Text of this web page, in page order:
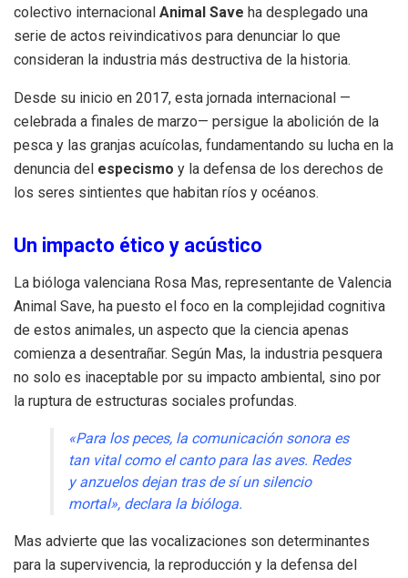
colectivo internacional Animal Save ha desplegado una
serie de actos reivindicativos para denunciar lo que
consideran la industria más destructiva de la historia.
Desde su inicio en 2017, esta jornada internacional —
celebrada a finales de marzo— persigue la abolición de la
pesca y las granjas acuícolas, fundamentando su lucha en la
denuncia del especismo y la defensa de los derechos de
los seres sintientes que habitan ríos y océanos.
Un impacto ético y acústico
La bióloga valenciana Rosa Mas, representante de Valencia
Animal Save, ha puesto el foco en la complejidad cognitiva
de estos animales, un aspecto que la ciencia apenas
comienza a desentrañar. Según Mas, la industria pesquera
no solo es inaceptable por su impacto ambiental, sino por
la ruptura de estructuras sociales profundas.
«Para los peces, la comunicación sonora es
tan vital como el canto para las aves. Redes
y anzuelos dejan tras de sí un silencio
mortal», declara la bióloga.
Mas advierte que las vocalizaciones son determinantes
para la supervivencia, la reproducción y la defensa del